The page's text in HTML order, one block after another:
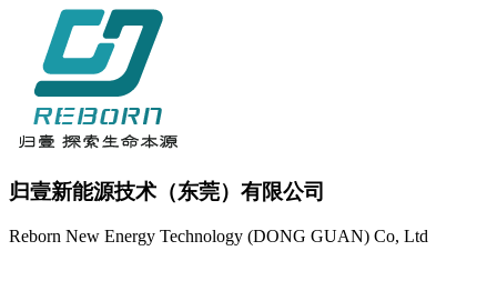
归壹新能源技术（东莞）有限公司
Reborn New Energy Technology (DONG GUAN) Co, Ltd